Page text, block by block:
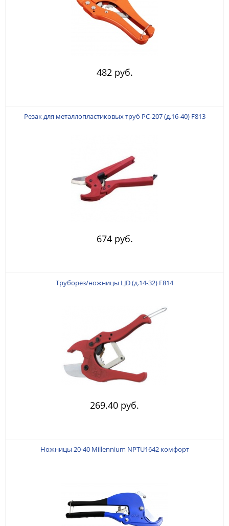
482 руб.
Резак для металлопластиковых труб РС-207 (д.16-40) F813
674 руб.
Труборез/ножницы LJD (д.14-32) F814
269.40 руб.
Ножницы 20-40 Millennium NPTU1642 комфорт